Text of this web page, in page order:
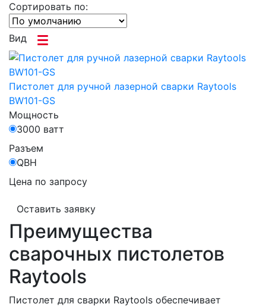
Сортировать по:
Вид
Пистолет для ручной лазерной сварки Raytools
BW101-GS
Мощность
3000 ватт
Разъем
QBH
Цена по запросу
Оставить заявку
Преимущества
сварочных пистолетов
Raytools
Пистолет для сварки Raytools обеспечивает